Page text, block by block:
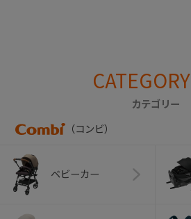
CATEGORY
カテゴリー
（コンビ）
ベビーカー